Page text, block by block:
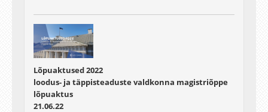
Lõpuaktused 2022
loodus- ja täppisteaduste valdkonna magistriõppe
lõpuaktus
21.06.22